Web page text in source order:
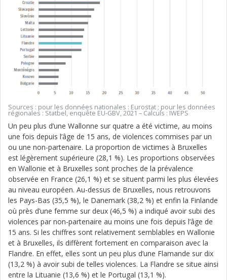
Sources : pour les données nationales : Eurostat ; pour les données
régionales : Statbel, enquête EU-GBV, 2021 – Calculs : IWEPS
Un peu plus d’une Wallonne sur quatre a été victime, au moins
une fois depuis l’âge de 15 ans, de violences commises par un
ou une non-partenaire. La proportion de victimes à Bruxelles
est légèrement supérieure (28,1 %). Les proportions observées
en Wallonie et à Bruxelles sont proches de la prévalence
observée en France (26,1 %) et se situent parmi les plus élevées
au niveau européen. Au-dessus de Bruxelles, nous retrouvons
les Pays-Bas (35,5 %), le Danemark (38,2 %) et enfin la Finlande
où près d’une femme sur deux (46,5 %) a indiqué avoir subi des
violences par non-partenaire au moins une fois depuis l’âge de
15 ans. Si les chiffres sont relativement semblables en Wallonie
et à Bruxelles, ils diffèrent fortement en comparaison avec la
Flandre. En effet, elles sont un peu plus d’une Flamande sur dix
(13,2 %) à avoir subi de telles violences. La Flandre se situe ainsi
entre la Lituanie (13,6 %) et le Portugal (13,1 %).